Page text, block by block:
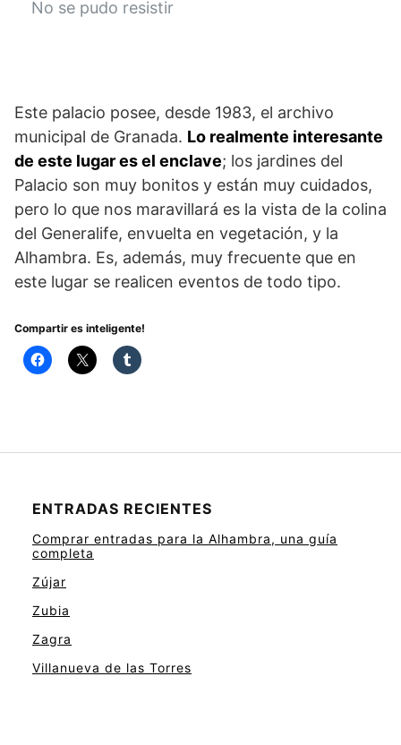
No se pudo resistir
Este palacio posee, desde 1983, el archivo
municipal de Granada. Lo realmente interesante
de este lugar es el enclave; los jardines del
Palacio son muy bonitos y están muy cuidados,
pero lo que nos maravillará es la vista de la colina
del Generalife, envuelta en vegetación, y la
Alhambra. Es, además, muy frecuente que en
este lugar se realicen eventos de todo tipo.
Compartir es inteligente!
ENTRADAS RECIENTES
Comprar entradas para la Alhambra, una guía
completa
Zújar
Zubia
Zagra
Villanueva de las Torres